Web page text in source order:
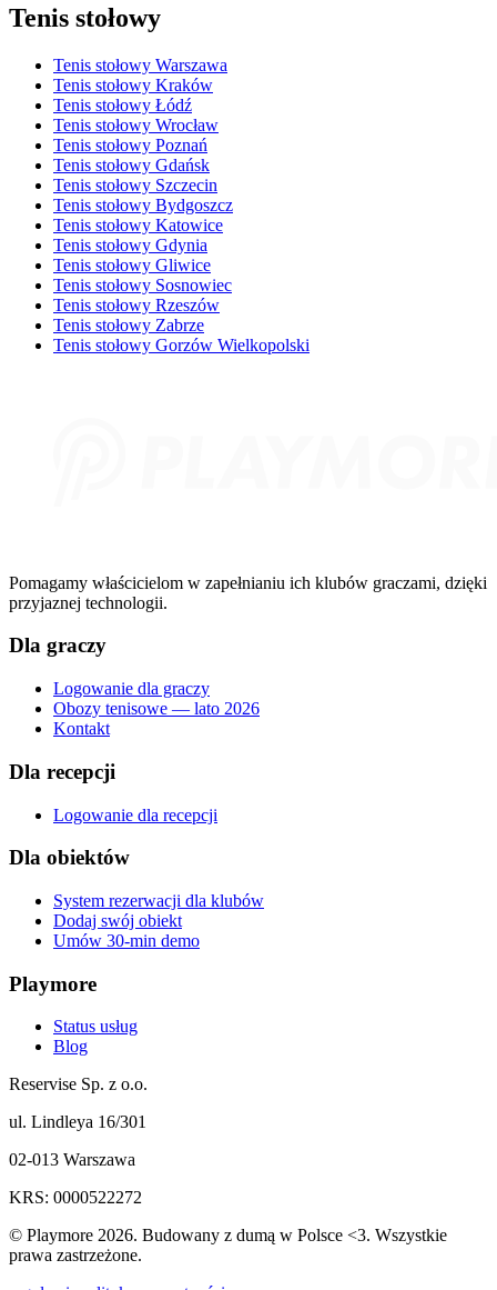
Tenis stołowy
Tenis stołowy Warszawa
Tenis stołowy Kraków
Tenis stołowy Łódź
Tenis stołowy Wrocław
Tenis stołowy Poznań
Tenis stołowy Gdańsk
Tenis stołowy Szczecin
Tenis stołowy Bydgoszcz
Tenis stołowy Katowice
Tenis stołowy Gdynia
Tenis stołowy Gliwice
Tenis stołowy Sosnowiec
Tenis stołowy Rzeszów
Tenis stołowy Zabrze
Tenis stołowy Gorzów Wielkopolski
Pomagamy właścicielom w zapełnianiu ich klubów graczami, dzięki
przyjaznej technologii.
Dla graczy
Logowanie dla graczy
Obozy tenisowe — lato 2026
Kontakt
Dla recepcji
Logowanie dla recepcji
Dla obiektów
System rezerwacji dla klubów
Dodaj swój obiekt
Umów 30-min demo
Playmore
Status usług
Blog
Reservise Sp. z o.o.
ul. Lindleya 16/301
02-013 Warszawa
KRS: 0000522272
© Playmore 2026. Budowany z dumą w Polsce <3. Wszystkie
prawa zastrzeżone.